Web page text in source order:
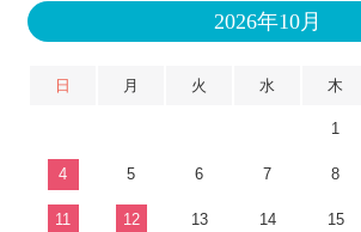
2026年10月
日 月 火 水 木
1
4 5 6 7 8
11 12 13 14 15